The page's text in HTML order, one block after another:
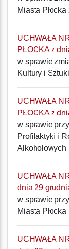
Miasta
UCHWAŁA
PŁOCKA z
w sprawie
Kultury i Sztuki
UCHWAŁA
PŁOCKA z
w sprawie
Profilaktyki i
Alkoholowych
UCHWAŁA
dnia 29
w sprawie
Miasta
UCHWAŁA